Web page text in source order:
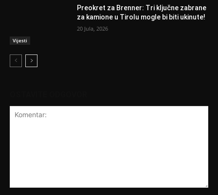
Vijesti
Preokret za Brenner: Tri ključne zabrane
za kamione u Tirolu mogle bi biti ukinute!
20 Jula, 2026